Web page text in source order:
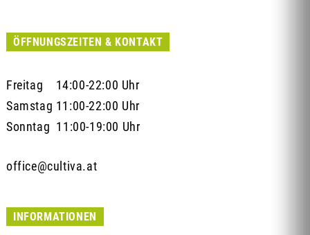
ÖFFNUNGSZEITEN & KONTAKT
Freitag 14:00-22:00 Uhr
Samstag 11:00-22:00 Uhr
Sonntag 11:00-19:00 Uhr
office@cultiva.at
INFORMATIONEN